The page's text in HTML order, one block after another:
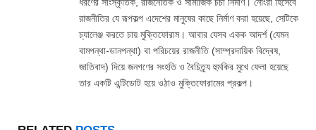
ধরণের সাংস্কৃতিক, রাজনৈতিক ও সামাজিক চর্চা নির্মাণ। নোংরা হিসেবে
রাজনীতির যে রূপকল্প এদেশের মানুষের কাছে নির্মাণ করা হয়েছে, সেটিকে
চ্যালেঞ্জ করতে চায় মুক্তিফোরাম। আবার যেসব একক আদর্শ (যেমন
বামপন্থা-ডানপন্থা) বা পরিচয়ের রাজনীতি (সাম্প্রদায়িক বিদ্বেষ,
জাতিবাদ) দিয়ে জনগণের সংহতি ও বৈচিত্র্য হুমকির মুখে ফেলা হয়েছে
তার একটি এন্টিডোট হয়ে ওঠাও মুক্তিফোরামের প্রকল্প।